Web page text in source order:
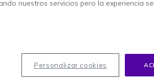
nuestros servicios pero la experiencia
Personalizar cookies